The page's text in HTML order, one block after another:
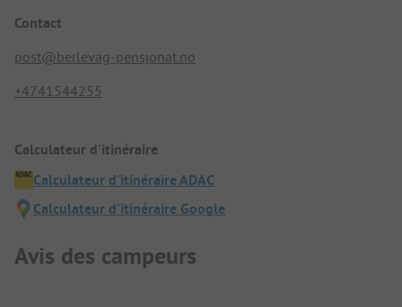
Contact
post@berlevag-pensjonat.no
+4741544255
Calculateur d'itinéraire
Calculateur d'itinéraire ADAC
Calculateur d'itinéraire Google
Avis des campeurs